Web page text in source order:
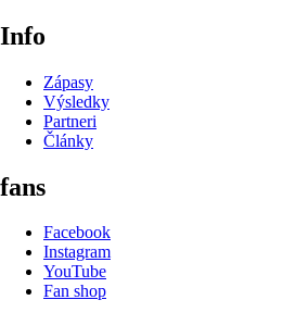
Info
Zápasy
Výsledky
Partneri
Články
fans
Facebook
Instagram
YouTube
Fan shop